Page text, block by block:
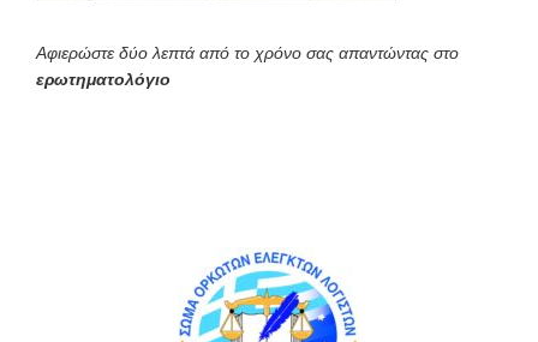
Αφιερώστε δύο λεπτά από το χρόνο σας απαντώντας στο
ερωτηματολόγιο